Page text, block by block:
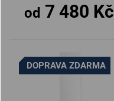
od 7 480 Kč
DOPRAVA ZDARMA